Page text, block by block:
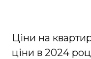
Ціни на
ціни в 2024